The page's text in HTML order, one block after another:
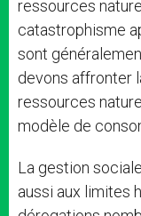
ressources
catastrophisme
sont
devons affronter
ressources
modèle de
La gestion
aussi aux limites